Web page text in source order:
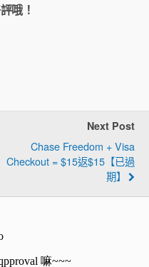
哦！
Next Post
Chase Freedom + Visa
Checkout = $15返$15【已過
期】